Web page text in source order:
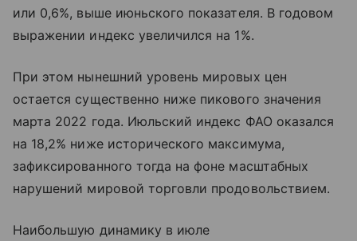
или 0,6%, выше июньского показателя. В годовом
выражении индекс увеличился на 1%.
При этом нынешний уровень мировых цен
остается существенно ниже пикового значения
марта 2022 года. Июльский индекс ФАО оказался
на 18,2% ниже исторического максимума,
зафиксированного тогда на фоне масштабных
нарушений мировой торговли продовольствием.
Наибольшую динамику в июле